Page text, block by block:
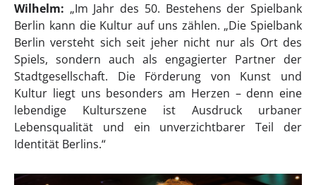
Wilhelm: „Im Jahr des 50. Bestehens der Spielbank
Berlin kann die Kultur auf uns zählen. „Die Spielbank
Berlin versteht sich seit jeher nicht nur als Ort des
Spiels, sondern auch als engagierter Partner der
Stadtgesellschaft. Die Förderung von Kunst und
Kultur liegt uns besonders am Herzen – denn eine
lebendige Kulturszene ist Ausdruck urbaner
Lebensqualität und ein unverzichtbarer Teil der
Identität Berlins.“